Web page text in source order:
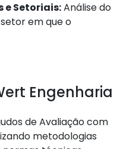
e Setoriais:Análise do
em que o
Engenharia
de Avaliação com
metodologias